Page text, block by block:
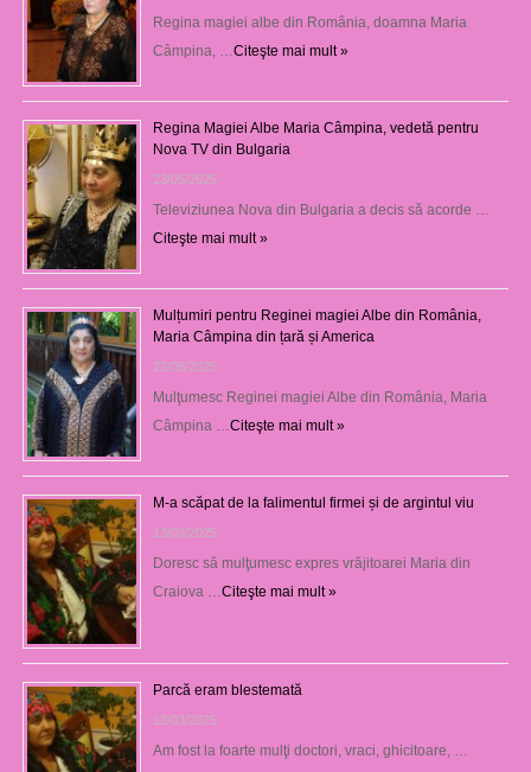
Regina magiei albe din România, doamna Maria
Câmpina, … Citeşte mai mult »
Regina Magiei Albe Maria Câmpina, vedetă pentru
Nova TV din Bulgaria
23/05/2025
Televiziunea Nova din Bulgaria a decis să acorde …
Citeşte mai mult »
Mulțumiri pentru Reginei magiei Albe din România,
Maria Câmpina din țară și America
22/05/2025
Mulţumesc Reginei magiei Albe din România, Maria
Câmpina … Citeşte mai mult »
M-a scăpat de la falimentul firmei și de argintul viu
13/03/2025
Doresc să mulţumesc expres vrăjitoarei Maria din
Craiova … Citeşte mai mult »
Parcă eram blestemată
12/03/2025
Am fost la foarte mulţi doctori, vraci, ghicitoare, …